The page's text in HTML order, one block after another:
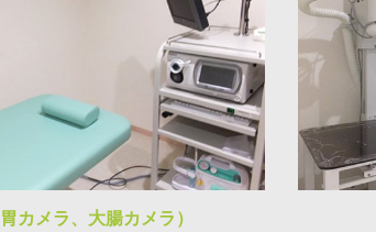
カメラ、大腸カメラ）